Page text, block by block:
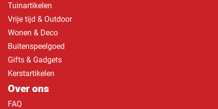
Tuinartikelen
Vrije tijd & Outdoor
Wonen & Deco
Buitenspeelgoed
Gifts & Gadgets
Kerstartikelen
Over ons
FAQ